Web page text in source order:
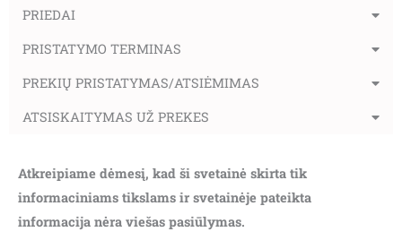
PRIEDAI
PRISTATYMO TERMINAS
PREKIŲ PRISTATYMAS/ATSIĖMIMAS
ATSISKAITYMAS UŽ PREKES
Atkreipiame dėmesį, kad ši svetainė skirta tik
informaciniams tikslams ir svetainėje pateikta
informacija nėra viešas pasiūlymas.